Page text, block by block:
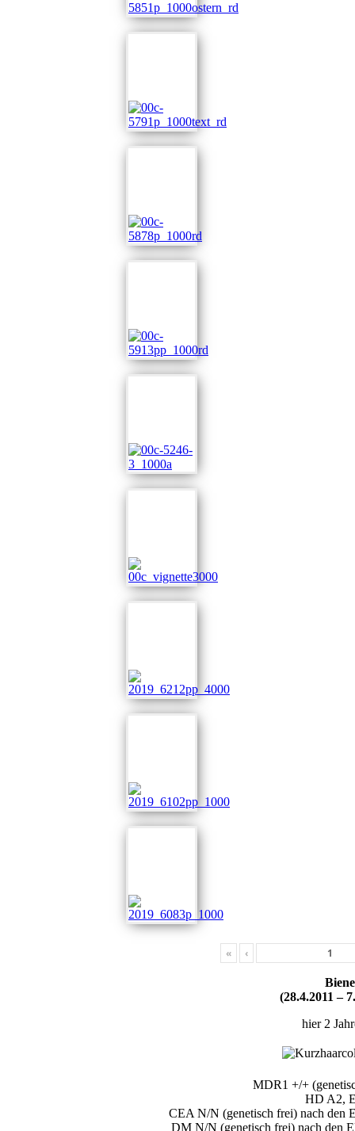
« ‹
Biene
(28.4.2011 –
hier 2
MDR1 +/+
HD A2,
CEA N/N (genetisch frei) nach den
DM N/N (genetisch frei) nach den